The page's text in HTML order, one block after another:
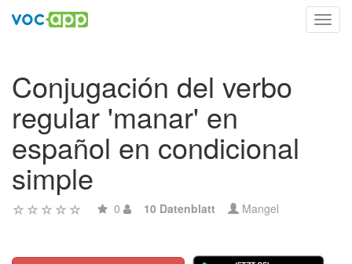
Conjugación del verbo
regular 'manar' en
español en condicional
simple
0 10 Datenblatt Mangel